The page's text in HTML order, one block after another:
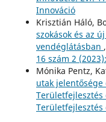
Innováció
Krisztián Háló,
szokások és az
vendéglátásban ,
16 szám 2
Mónika Pentz,
utak
Területfejlesztés
Területfejlesztés